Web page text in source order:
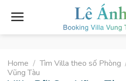
Home / Tìm Villa theo số Phòng
Vũng Tàu